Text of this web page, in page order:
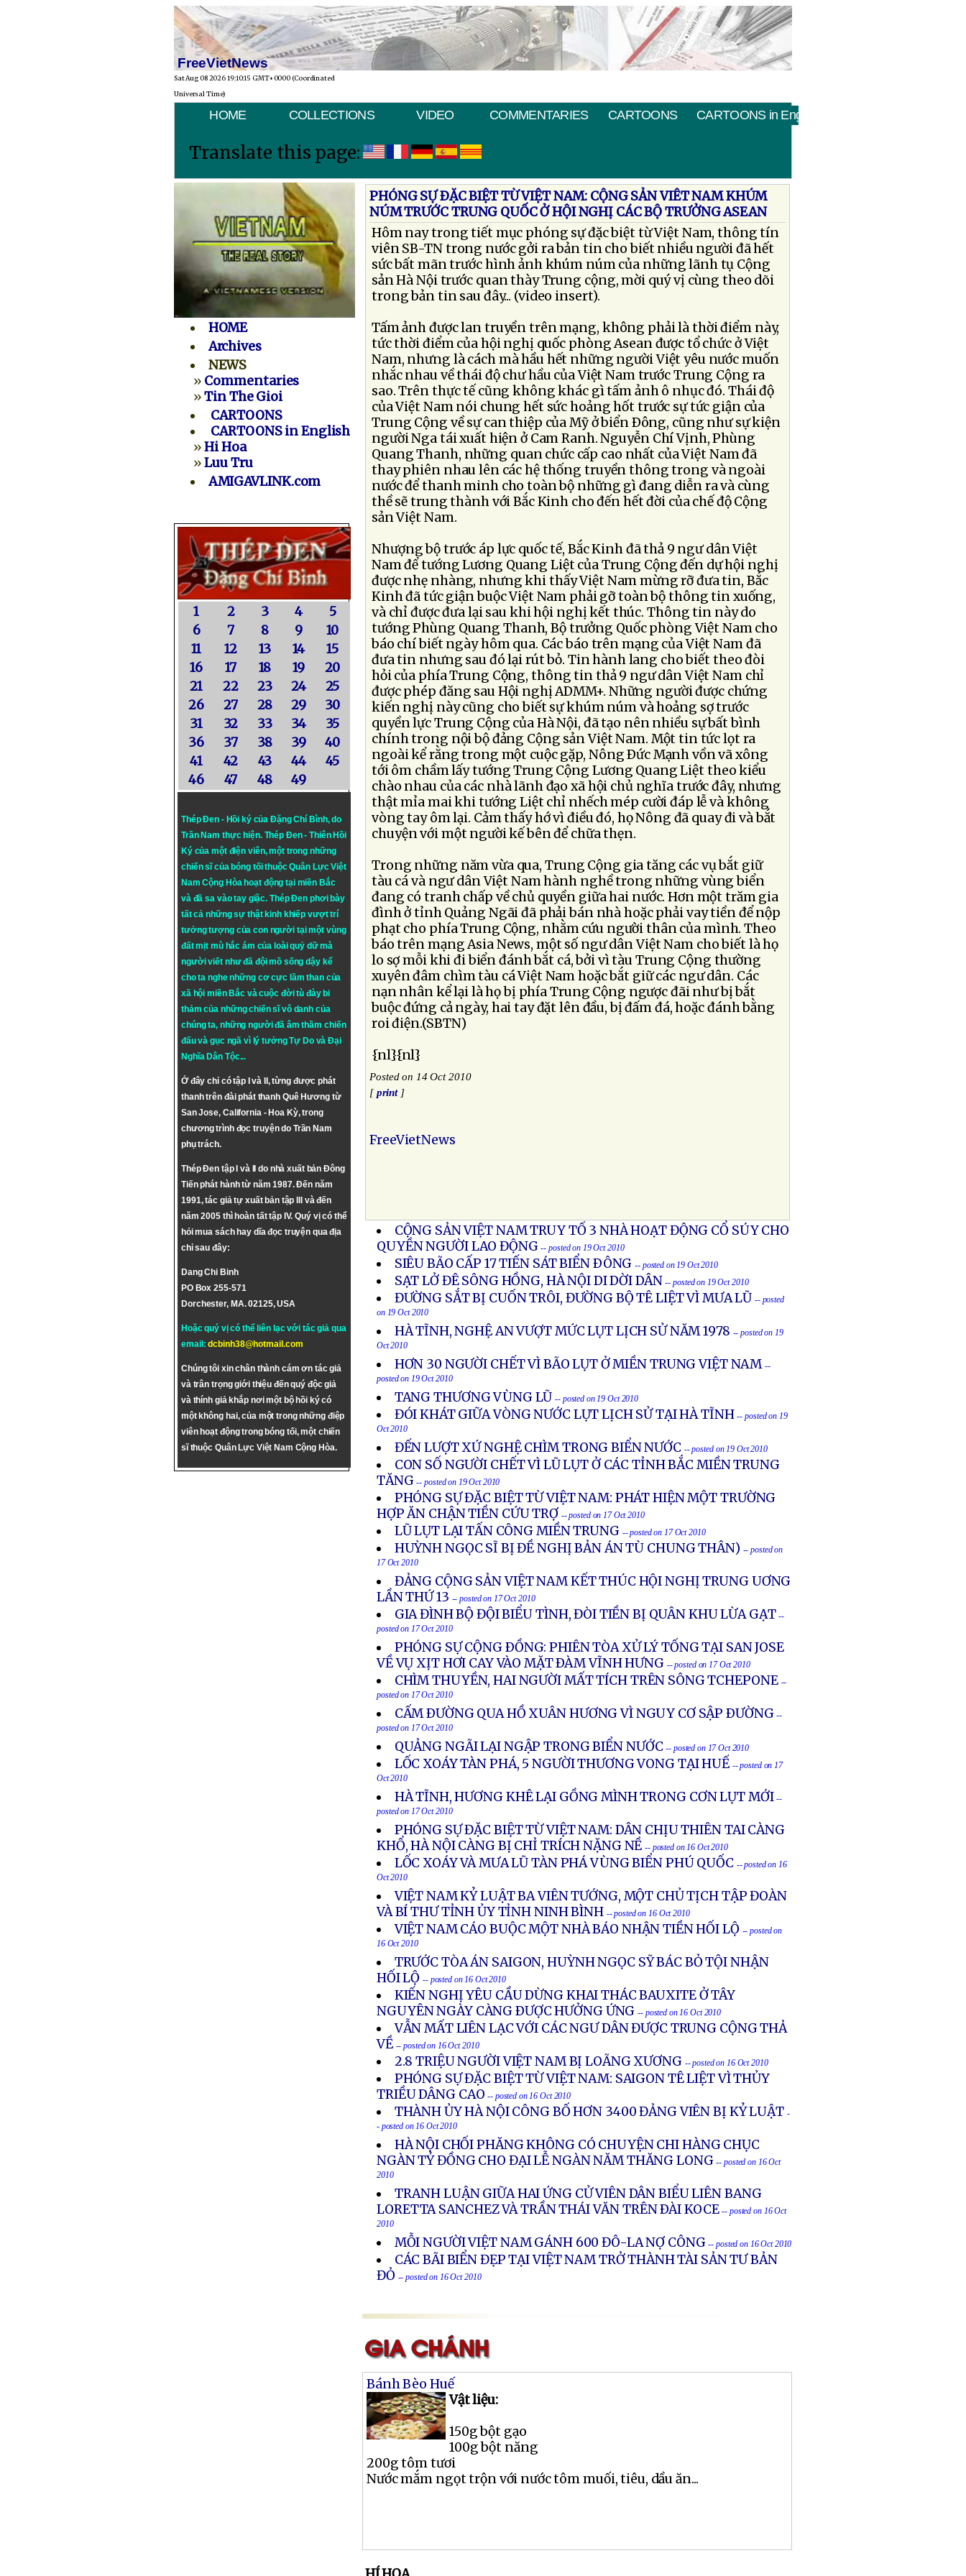
FreeVietNews
Sat Aug 08 2026 19:10:15 GMT+0000 (Coordinated
Universal Time)
HOME COLLECTIONS VIDEO COMMENTARIES CARTOONS CARTOONS in English
Translate this page:
HOME
Archives
NEWS
» Commentaries
»Tin The Gioi
CARTOONS
CARTOONS in English
»Hi Hoa
»Luu Tru
AMIGAVLINK.com
1 2 3 4
5
6
7 8 9
10
11
12 13 14
15
16
17 18 19
20
21
22 23 24
25
26
27 28 29
30
31
32 33 34
35
36
37 38 39
40
41
42 43 44
45
46
47 48 49
Thép Đen - Hồi ký của Đặng Chí Bình, do
Trần Nam thực hiện. Thép Đen- Thiên Hồi
Ký của một điện viên, một trong những
chiến sĩ của bóng tối thuộc Quân Lực Việt
Nam Cộng Hòa hoạt động tại miền Bắc
và đã sa vào tay giặc. Thép Đen phơi bày
tất cả những sự thật kinh khiếp vượt trí
tưởng tượng của con người tại một vùng
đất mịt mù hắc ám của loài quỷ dữ mà
người viết như đã đội mồ sống dậy kể
cho ta nghe những cơ cực lầm than của
xã hội miền Bắc và cuộc đời tù đày bi
thảm của những chiến sĩ vô danh của
chúng ta, những người đã âm thầm chiến
đấu và gục ngã vì lý tưởngTự DovàĐại
Nghĩa Dân Tộc...
Ở đây chỉ có tập I và II, từng được phát
thanh trên đài phát thanh Quê Hương từ
San Jose, California - Hoa Kỳ, trong
chương trình đọc truyện do Trần Nam
phụ trách.
Thép Đen tập I và II do nhà xuất bản Đông
Tiến phát hành từ năm 1987. Đến năm
1991, tác giả tự xuất bản tập III và đến
năm 2005 thì hoàn tất tập IV. Quý vị có thể
hỏi mua sách hay dĩa đọc truyện qua địa
chỉ sau đây:
Dang Chi Binh
PO Box 255-571
Dorchester, MA. 02125, USA
Hoặc quý vị có thể liên lạc với tác giả qua
email:dcbinh38@hotmail.com
Chúng tôi xin chân thành cám ơn tác giả
và trân trọng giới thiệu đến quý độc giả
và thính giả khắp nơi một bộ hồi ký có
một không hai, của một trong những điệp
viên hoạt động trong bóng tối, một chiến
sĩ thuộc Quân Lực Việt Nam Cộng Hòa.
PHÓNG SỰ ÐẶC BIỆT TỪ VIỆT NAM: CỘNG SẢN VIÊT NAM KHÚM
NÚM TRƯỚC TRUNG QUỐC Ở HỘI NGHỊ CÁC BỘ TRƯỞNG ASEAN
Hôm nay trong tiết mục phóng sự đặc biệt từ Việt Nam, thông tín
viên SB-TN trong nước gởi ra bản tin cho biết nhiều người đã hết
sức bất mãn trước hình ảnh khúm núm của những lãnh tụ Cộng
sản Hà Nội trước quan thày Trung cộng, mời quý vị cùng theo dõi
trong bản tin sau đây... (video insert).
Tấm ảnh được lan truyền trên mạng, không phải là thời điểm này,
tức thời điểm của hội nghị quốc phòng Asean được tổ chức ở Việt
Nam, nhưng là cách mà hầu hết những người Việt yêu nước muốn
nhắc nhau về thái độ chư hầu của Việt Nam trước Trung Cộng ra
sao. Trên thực tế cũng không khác gì tấm ảnh ô nhục đó. Thái độ
của Việt Nam nói chung hết sức hoảng hốt trước sự tức giận của
Trung Cộng về sự can thiệp của Mỹ ở biển Ðông, cũng như sự kiện
người Nga tái xuất hiện ở Cam Ranh. Nguyễn Chí Vịnh, Phùng
Quang Thanh, những quan chức cấp cao nhất của Việt Nam đã
thay phiên nhau lên các hệ thống truyền thông trong và ngoài
nước để thanh minh cho toàn bộ những gì đang diễn ra và cùng
thề sẽ trung thành với Bắc Kinh cho đến hết đời của chế độ Cộng
sản Việt Nam.
Nhượng bộ trước áp lực quốc tế, Bắc Kinh đã thả 9 ngư dân Việt
Nam để tướng Lương Quang Liệt của Trung Cộng đến dự hội nghị
được nhẹ nhàng, nhưng khi thấy Việt Nam mừng rỡ đưa tin, Bắc
Kinh đã tức giận buộc Việt Nam phải gỡ toàn bộ thông tin xuống,
và chỉ được đưa lại sau khi hội nghị kết thúc. Thông tin này do
tướng Phùng Quang Thanh, Bộ trưởng Quốc phòng Việt Nam cho
báo chí biết ngày hôm qua. Các báo trên mạng của Việt Nam đã
đưa tin nhưng sau đó lại rút bỏ. Tin hành lang cho biết theo đòi
hỏi của phía Trung Cộng, thông tin thả 9 ngư dân Việt Nam chỉ
được phép đăng sau Hội nghị ADMM+. Những người được chứng
kiến nghị này cũng cho biết sự khúm núm và hoảng sợ trước
quyền lực Trung Cộng của Hà Nội, đã tạo nên nhiều sự bất bình
chính trong nội bộ đảng Cộng sản Việt Nam. Một tin tức lọt ra
ngoài kể rằng trong một cuộc gặp, Nông Ðức Mạnh vồn vã xông
tới ôm chầm lấy tướng Trung Cộng Lương Quang Liệt theo kiểu
chào nhau của các nhà lãnh đạo xã hội chủ nghĩa trước đây, nhưng
thật mỉa mai khi tướng Liệt chỉ nhếch mép cười đáp lễ và không
vòng tay ôm lại. Cảm thấy hớ vì điều đó, họ Nông đã quay đi và bắt
chuyện với một người kế bên để chữa thẹn.
Trong những năm vừa qua, Trung Cộng gia tăng các vụ bắt giữ
tàu cá và ngư dân Việt Nam hành nghề trong những vùng biển
đang có tranh chấp về chủ quyền giữa hai nước. Hơn một trăm gia
đình ở tỉnh Quảng Ngãi đã phải bán nhà hoặc phải vay tiền để nộp
phạt cho phía Trung Cộng, nhằm cứu người thân của mình. Theo
báo trên mạng Asia News, một số ngư dân Việt Nam cho biết là họ
lo sợ mỗi khi đi biển đánh bắt cá, bởi vì tàu Trung Cộng thường
xuyên đâm chìm tàu cá Việt Nam hoặc bắt giữ các ngư dân. Các
nạn nhân kể lại là họ bị phía Trung Cộng ngược đãi như bị bắt
buộc đứng cả ngày, hai tay đặt lên đầu, bị đấm đá, hoặc đánh bằng
roi điện.(SBTN)
{nl}{nl}
Posted on 14 Oct 2010
[print]
FreeVietNews
CỘNG SẢN VIỆT NAM TRUY TỐ 3 NHÀ HOẠT ĐỘNG CỔ SÚY CHO
QUYỀN NGƯỜI LAO ĐỘNG -- posted on 19 Oct 2010
SIÊU BÃO CẤP 17 TIẾN SÁT BIỂN ÐÔNG -- posted on 19 Oct 2010
SẠT LỞ ĐÊ SÔNG HỒNG, HÀ NỘI DI DỜI DÂN -- posted on 19 Oct 2010
ĐƯỜNG SẮT BỊ CUỐN TRÔI, ĐƯỜNG BỘ TÊ LIỆT VÌ MƯA LŨ -- posted
on 19 Oct 2010
HÀ TĨNH, NGHỆ AN VƯỢT MỨC LỤT LỊCH SỬ NĂM 1978 -- posted on 19
Oct 2010
HƠN 30 NGƯỜI CHẾT VÌ BÃO LỤT Ở MIỀN TRUNG VIỆT NAM --
posted on 19 Oct 2010
TANG THƯƠNG VÙNG LŨ -- posted on 19 Oct 2010
ĐÓI KHÁT GIỮA VÒNG NƯỚC LỤT LỊCH SỬ TẠI HÀ TĨNH -- posted on 19
Oct 2010
ĐẾN LƯỢT XỨ NGHỆ CHÌM TRONG BIỂN NƯỚC -- posted on 19 Oct 2010
CON SỐ NGƯỜI CHẾT VÌ LŨ LỤT Ở CÁC TỈNH BẮC MIỀN TRUNG
TĂNG-- posted on 19 Oct 2010
PHÓNG SỰ ĐẶC BIỆT TỪ VIỆT NAM: PHÁT HIỆN MỘT TRƯỜNG
HỢP ĂN CHẬN TIỀN CỨU TRỢ -- posted on 17 Oct 2010
LŨ LỤT LẠI TẤN CÔNG MIỀN TRUNG -- posted on 17 Oct 2010
HUỲNH NGỌC SĨ BỊ ĐỀ NGHỊ BẢN ÁN TÙ CHUNG THÂN) -- posted on
17 Oct 2010
ĐẢNG CỘNG SẢN VIỆT NAM KẾT THÚC HỘI NGHỊ TRUNG UƠNG
LẦN THỨ 13 -- posted on 17 Oct 2010
GIA ĐÌNH BỘ ĐỘI BIỂU TÌNH, ĐÒI TIỀN BỊ QUÂN KHU LỪA GẠT --
posted on 17 Oct 2010
PHÓNG SỰ CỘNG ÐỒNG: PHIÊN TÒA XỬ LÝ TỐNG TẠI SAN JOSE
VỀ VỤ XỊT HƠI CAY VÀO MẶT ÐÀM VĨNH HƯNG -- posted on 17 Oct 2010
CHÌM THUYỀN, HAI NGƯỜI MẤT TÍCH TRÊN SÔNG TCHEPONE --
posted on 17 Oct 2010
CẤM ÐƯỜNG QUA HỒ XUÂN HƯƠNG VÌ NGUY CƠ SẬP ÐƯỜNG --
posted on 17 Oct 2010
QUẢNG NGÃI LẠI NGẬP TRONG BIỂN NƯỚC -- posted on 17 Oct 2010
LỐC XOÁY TÀN PHÁ, 5 NGƯỜI THƯƠNG VONG TẠI HUẾ -- posted on 17
Oct 2010
HÀ TĨNH, HƯƠNG KHÊ LẠI GỒNG MÌNH TRONG CƠN LỤT MỚI --
posted on 17 Oct 2010
PHÓNG SỰ ĐẶC BIỆT TỪ VIỆT NAM: DÂN CHỊU THIÊN TAI CÀNG
KHỔ, HÀ NỘI CÀNG BỊ CHỈ TRÍCH NẶNG NỀ -- posted on 16 Oct 2010
LỐC XOÁY VÀ MƯA LŨ TÀN PHÁ VÙNG BIỂN PHÚ QUỐC -- posted on 16
Oct 2010
VIỆT NAM KỶ LUẬT BA VIÊN TƯỚNG, MỘT CHỦ TỊCH TẬP ĐOÀN
VÀ BÍ THƯ TỈNH ỦY TỈNH NINH BÌNH -- posted on 16 Oct 2010
VIỆT NAM CÁO BUỘC MỘT NHÀ BÁO NHẬN TIỀN HỐI LỘ -- posted on
16 Oct 2010
TRƯỚC TÒA ÁN SAIGON, HUỲNH NGỌC SỸ BÁC BỎ TỘI NHẬN
HỐI LỘ-- posted on 16 Oct 2010
KIẾN NGHỊ YÊU CẦU DỪNG KHAI THÁC BAUXITE Ở TÂY
NGUYÊN NGÀY CÀNG ÐƯỢC HƯỞNG ỨNG -- posted on 16 Oct 2010
VẪN MẤT LIÊN LẠC VỚI CÁC NGƯ DÂN ĐƯỢC TRUNG CỘNG THẢ
VỀ -- posted on 16 Oct 2010
2.8 TRIỆU NGƯỜI VIỆT NAM BỊ LOÃNG XƯƠNG -- posted on 16 Oct 2010
PHÓNG SỰ ĐẶC BIỆT TỪ VIỆT NAM: SAIGON TÊ LIỆT VÌ THỦY
TRIỀU DÂNG CAO -- posted on 16 Oct 2010
THÀNH ỦY HÀ NỘI CÔNG BỐ HƠN 3400 ĐẢNG VIÊN BỊ KỶ LUẬT -
- posted on 16 Oct 2010
HÀ NỘI CHỐI PHĂNG KHÔNG CÓ CHUYỆN CHI HÀNG CHỤC
NGÀN TỶ ĐỒNG CHO ĐẠI LỄ NGÀN NĂM THĂNG LONG-- posted on 16 Oct
2010
TRANH LUẬN GIỮA HAI ỨNG CỬ VIÊN DÂN BIỂU LIÊN BANG
LORETTA SANCHEZ VÀ TRẦN THÁI VĂN TRÊN ÐÀI KOCE-- posted on 16 Oct
2010
MỖI NGƯỜI VIỆT NAM GÁNH 600 ĐÔ-LA NỢ CÔNG-- posted on 16 Oct 2010
CÁC BÃI BIỂN ĐẸP TẠI VIỆT NAM TRỞ THÀNH TÀI SẢN TƯ BẢN
ĐỎ -- posted on 16 Oct 2010
Bánh Bèo Huế
Vật liệu:
150g bột gạo
100g bột năng
200g tôm tươi
Nước mắm ngọt trộn với nước tôm muối, tiêu, dầu ăn...